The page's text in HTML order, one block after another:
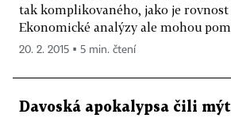
tak komplikovaného, jako je
Ekonomické analýzy ale mohou
20. 2. 2015 ▪ 5 min. čtení
Davoská apokalypsa čili